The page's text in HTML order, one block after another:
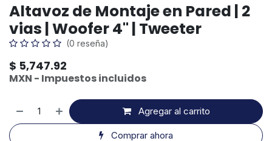
Altavoz de Montaje en Pared | 2
vias | Woofer 4" | Tweeter
(0 reseña)
$ 5,747.92
MXN - Impuestos incluidos
Agregar al carrito
Comprar ahora